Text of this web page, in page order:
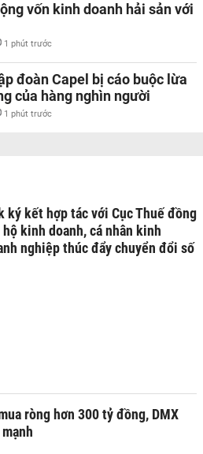
vốn kinh doanh hải sản với
1 phút trước
đoàn Capel bị cáo buộc lừa
của hàng nghìn người
1 phút trước
ký kết hợp tác với Cục Thuế đồng
hộ kinh doanh, cá nhân kinh
nghiệp thúc đẩy chuyển đổi số
ròng hơn 300 tỷ đồng, DMX